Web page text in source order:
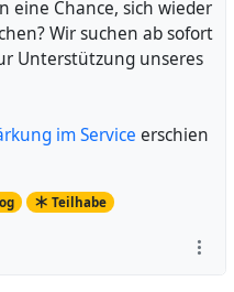
eine Chance, sich wieder
Wir suchen ab sofort
Unterstützung unseres
im Service erschien
Teilhabe